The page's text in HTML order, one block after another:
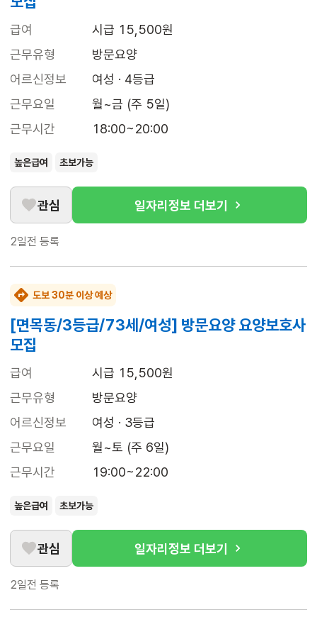
급여
시급 15,500원
근무유형
방문요양
어르신정보
여성 · 4등급
근무요일
월~금 (주 5일)
근무시간
18:00~20:00
높은급여 초보가능
관심 일자리정보 더보기
2일전 등록
도보 30분 이상 예상
[면목동/3등급/73세/여성] 방문요양 요양보호사
모집
급여
시급 15,500원
근무유형
방문요양
어르신정보
여성 · 3등급
근무요일
월~토 (주 6일)
근무시간
19:00~22:00
높은급여 초보가능
관심 일자리정보 더보기
2일전 등록